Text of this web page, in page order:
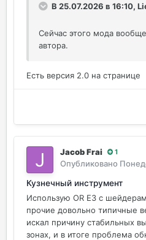
В 25.07.2026 в 16:10,
Сейчас этого мода
автора.
Есть версия 2.0 на странице
Jacob Frai 1
Опубликовано
Кузнечный инструмент
Использую OR E3 с
прочие довольно типичные
искал причину стабильных
зонах, и в итоге проблема